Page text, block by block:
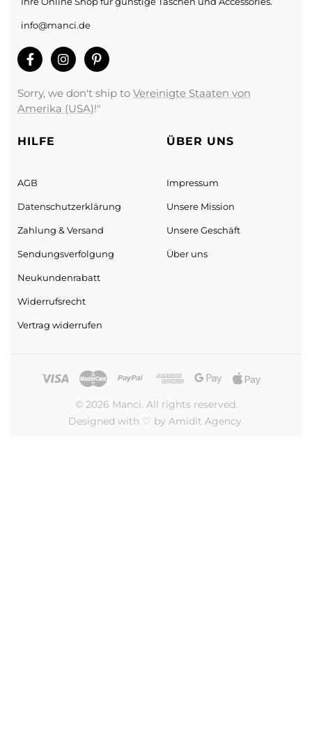
info@manci.de
Sorry, we don't ship to Vereinigte Staaten von
Amerika (USA)!"
HILFE
AGB
Datenschutz­erklärung
Zahlung & Versand
Sendungs­verfolgung
Neukundenrabatt
Widerrufsrecht
Vertrag widerrufen
ÜBER UNS
Impressum
Unsere Mission
Unsere Geschäft
Über uns
© 2026 Manci. All rights reserved.
Designed with ♡ by Amidit Agency.